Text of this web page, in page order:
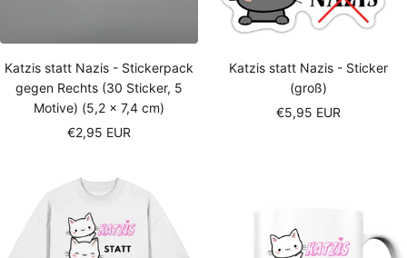
Katzis statt Nazis - Stickerpack
gegen Rechts (30 Sticker, 5
Motive) (5,2 × 7,4 cm)
Angebotspreis
€2,95 EUR
Katzis statt Nazis - Sticker
(groß)
Angebotspreis
€5,95 EUR